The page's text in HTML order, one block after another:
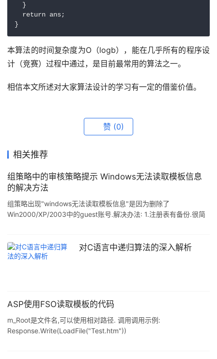
  }
  return ans;
本算法的时间复杂度为O（logb），能在几乎所有的程序设
计（竞赛）过程中通过，是目前最常用的算法之一。
相信本文所述对大家算法设计的学习有一定的借鉴价值。
赞 (0)
相关推荐
组策略中的审核策略提示 Windows无法读取模板信息
的解决方法
组策略出现"windows无法读取模板信息"是因为删除了
Win2000/XP/2003中的guest账号.解决办法: 1.注册表有备份.很简
份.很简单,恢复备份就是了. 2.注册表没有备份. 下面是我从windows
server 2003上倒出来的两个注册表项,复制另存为 guest修复.reg,
对C语言中递归算法的深入解析
ASP使用FSO读取模板的代码
m_Root是文件名,可以使用相对路径. 调用调用示例:
Response.Write(LoadFile("Test.htm"))